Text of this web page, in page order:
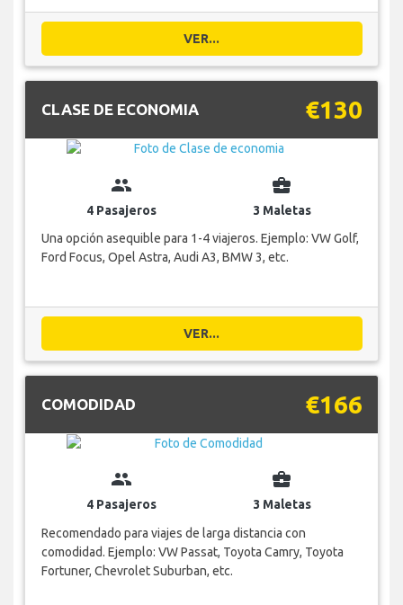
VER...
CLASE DE ECONOMIA €130
group
4 Pasajeros
business_center
3 Maletas
Una opción asequible para 1-4 viajeros. Ejemplo: VW Golf,
Ford Focus, Opel Astra, Audi A3, BMW 3, etc.
VER...
COMODIDAD €166
group
4 Pasajeros
business_center
3 Maletas
Recomendado para viajes de larga distancia con
comodidad. Ejemplo: VW Passat, Toyota Camry, Toyota
Fortuner, Chevrolet Suburban, etc.